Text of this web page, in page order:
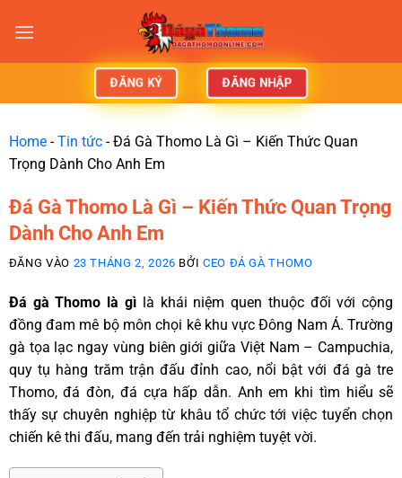
ĐĂNG KÝ ĐĂNG NHẬP
Home-Tin tức-Đá Gà Thomo Là Gì – Kiến Thức Quan
Trọng Dành Cho Anh Em
Đá Gà Thomo Là Gì – Kiến Thức Quan Trọng
Dành Cho Anh Em
ĐĂNG VÀO 23 THÁNG 2, 2026 BỞICEO ĐÁ GÀ THOMO
Đá gà Thomo là gìlà khái niệm quen thuộc đối với cộng
đồng đam mê bộ môn chọi kê khu vực Đông Nam Á. Trường
gà tọa lạc ngay vùng biên giới giữa Việt Nam – Campuchia,
quy tụ hàng trăm trận đấu đỉnh cao, nổi bật với đá gà tre
Thomo, đá đòn, đá cựa hấp dẫn. Anh em khi tìm hiểu sẽ
thấy sự chuyên nghiệp từ khâu tổ chức tới việc tuyển chọn
chiến kê thi đấu, mang đến trải nghiệm tuyệt vời.